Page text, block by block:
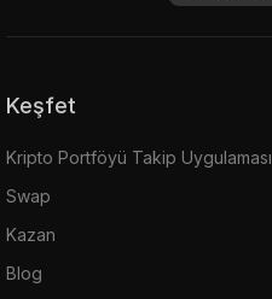
Keşfet
Kripto Portföyü Takip Uygulaması
Swap
Kazan
Blog